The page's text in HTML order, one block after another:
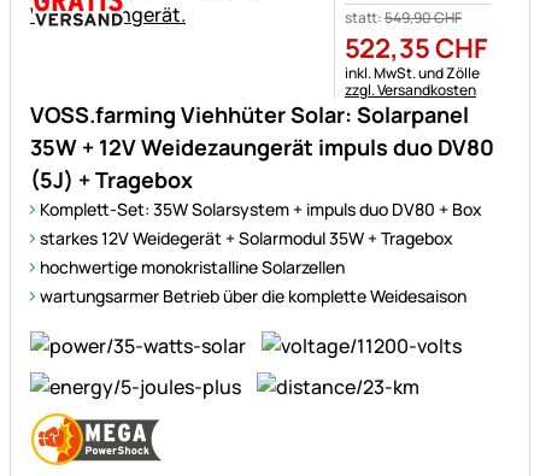
VOSS.farming Viehhüter Solar: Solarpanel
35W + 12V Weidezaungerät impuls duo DV80
(5J) + Tragebox
Komplett-Set: 35W Solarsystem + impuls duo DV80 + Box
starkes 12V Weidegerät + Solarmodul 35W + Tragebox
hochwertige monokristalline Solarzellen
wartungsarmer Betrieb über die komplette Weidesaison
statt:549,90CHF
522,35CHF
Steuerhinweis:
inkl. MwSt. und Zölle
zzgl. Versandkosten